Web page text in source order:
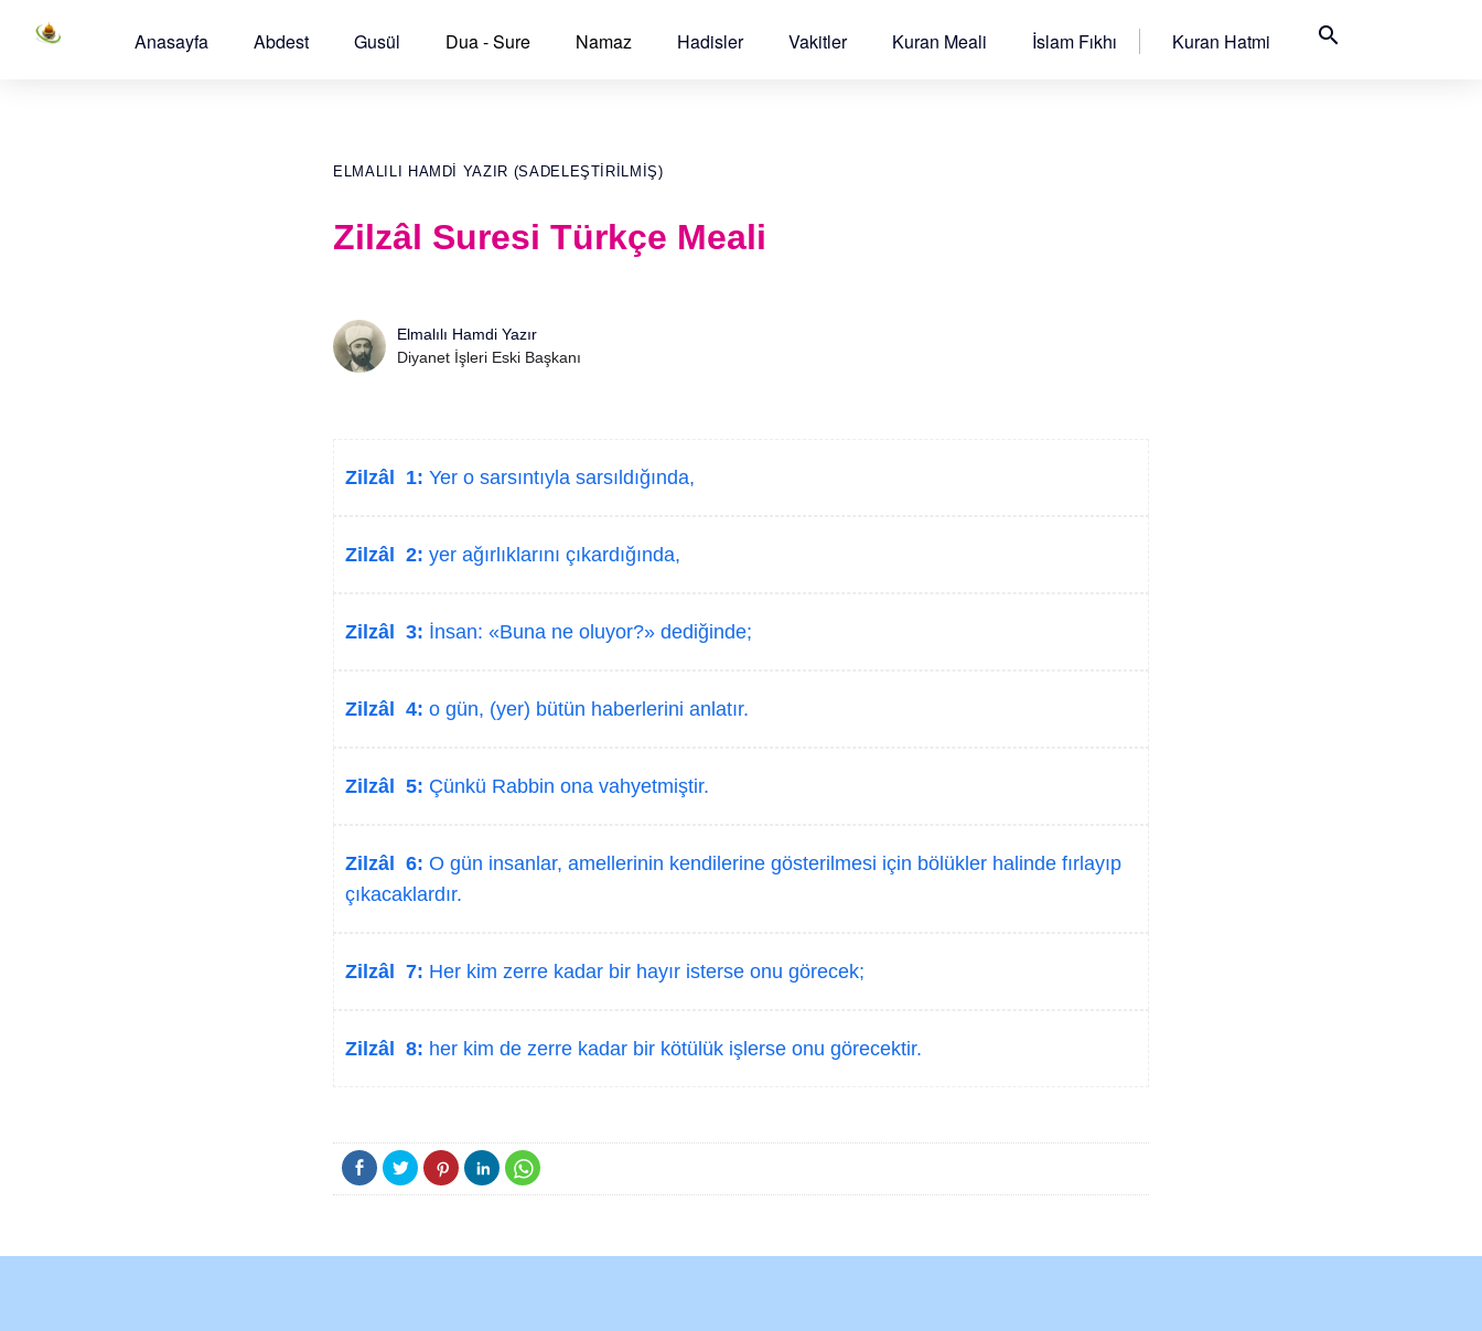
Anasayfa Abdest Gusül Dua - Sure Namaz Hadisler Vakitler Kuran Meali İslam Fıkhı Kuran Hatmi search
ELMALILI HAMDI YAZIR (SADELEŞTIRILMIŞ)
Zilzâl Suresi Türkçe Meali
Elmalılı Hamdi Yazır
Diyanet İşleri Eski Başkanı
Zilzâl 1: Yer o sarsıntıyla sarsıldığında,
Zilzâl 2: yer ağırlıklarını çıkardığında,
Zilzâl 3: İnsan: «Buna ne oluyor?» dediğinde;
Zilzâl 4: o gün, (yer) bütün haberlerini anlatır.
Zilzâl 5: Çünkü Rabbin ona vahyetmiştir.
Zilzâl 6: O gün insanlar, amellerinin kendilerine gösterilmesi için bölükler halinde fırlayıp
çıkacaklardır.
Zilzâl 7: Her kim zerre kadar bir hayır isterse onu görecek;
Zilzâl 8: her kim de zerre kadar bir kötülük işlerse onu görecektir.